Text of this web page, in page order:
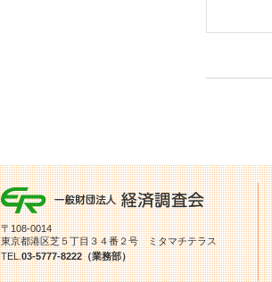
〒108-0014
東京都港区芝５丁目３４番２号 ミタマチテラス
TEL.03-5777-8222（業務部）